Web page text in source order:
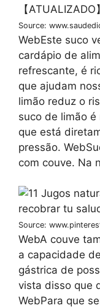
Source:
WebEste suco
cardápio de
refrescante, é
que ajudam
limão reduz o
suco de limão
que está
pressão.
com couve. Na
Source:
WebA couve
a capacidade
gástrica de
vista disso que
WebPara que